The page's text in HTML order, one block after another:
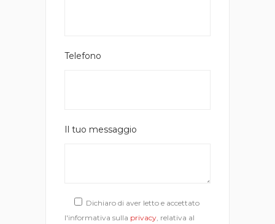
Telefono
Il tuo messaggio
Dichiaro di aver letto e accettato
l'informativa sulla privacy, relativa al